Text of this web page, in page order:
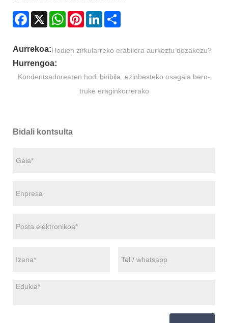
Facebook
X WhatsAppPinterestLinkedIn
Aurrekoa:Hodien zirkularreko erabilera aurkeztu dezakezu?
Hurrengoa:
Kondentsadorearen hodi biribila: ezinbesteko osagaia bero-
truke eraginkorrerako
Bidali kontsulta